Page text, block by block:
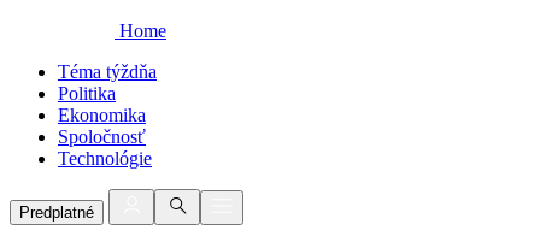
Home
Téma týždňa
Politika
Ekonomika
Spoločnosť
Technológie
Predplatné